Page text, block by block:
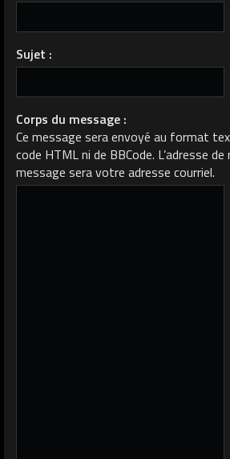
Sujet :
Corps du message :
Ce message sera envoyé au format
code HTML ni de BBCode. L’adresse
message sera votre adresse courriel.